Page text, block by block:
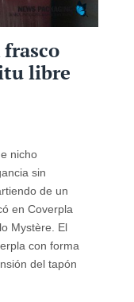
libre
nicho
sin
de un
en Coverpla
Mystère. El
con forma
del tapón